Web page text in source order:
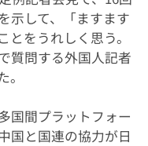
示して、「ますます
をうれしく思う。
質問する外国人記者
国間プラットフォー
国と国連の協力が日